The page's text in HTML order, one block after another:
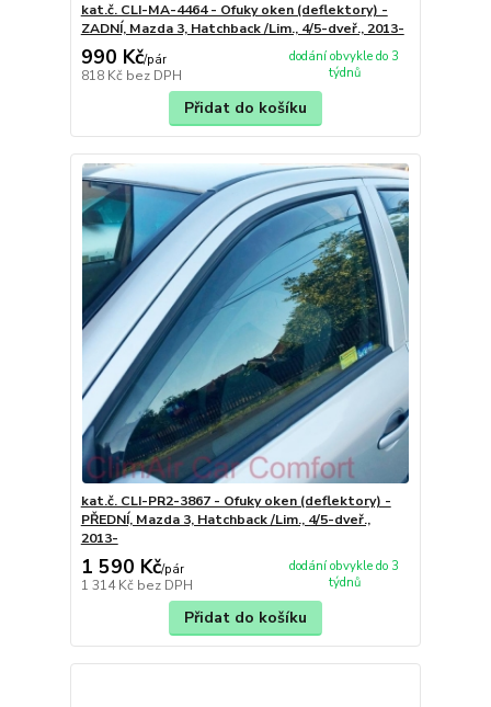
kat.č. CLI-MA-4464 - Ofuky oken (deflektory) -
ZADNÍ, Mazda 3, Hatchback /Lim., 4/5-dveř., 2013-
990 Kč/pár
818 Kč bez DPH
dodání obvykle do 3
týdnů
Přidat do košíku
kat.č. CLI-PR2-3867 - Ofuky oken (deflektory) -
PŘEDNÍ, Mazda 3, Hatchback /Lim., 4/5-dveř.,
2013-
1 590 Kč/pár
1 314 Kč bez DPH
dodání obvykle do 3
týdnů
Přidat do košíku